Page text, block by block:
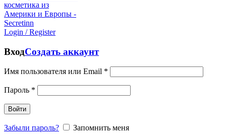
Login / Register
ВходСоздать аккаунт
Имя пользователя или Email *
Пароль *
Войти
Забыли пароль? Запомнить меня